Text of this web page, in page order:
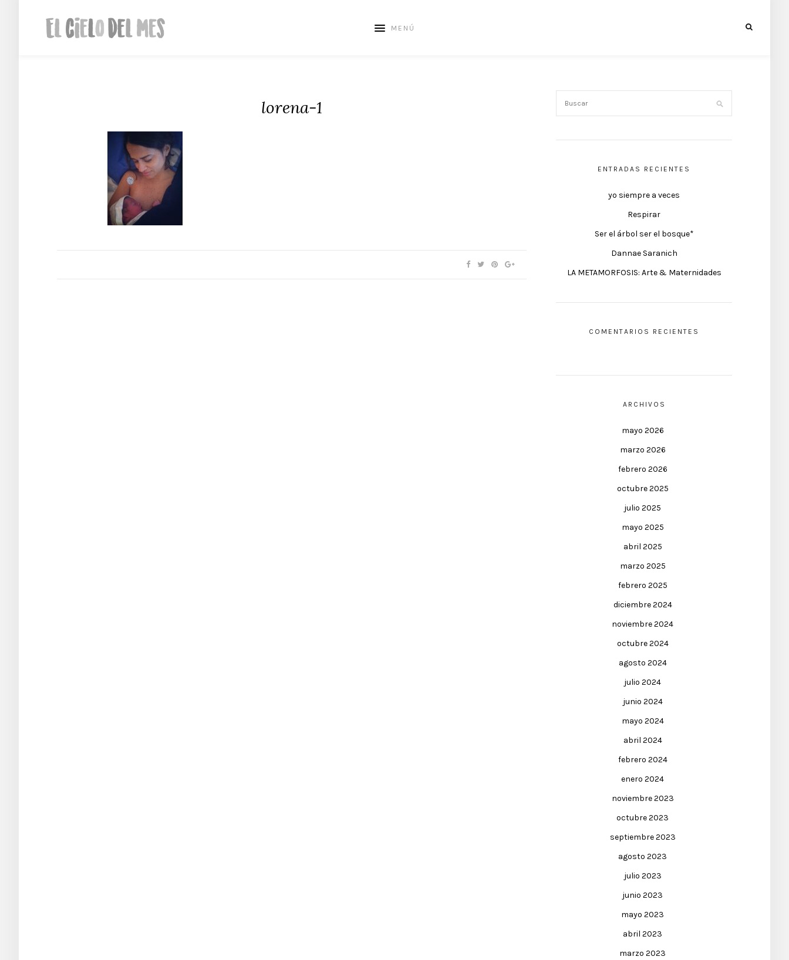
MENÚ
lorena-1
ENTRADAS RECIENTES
yo siempre a veces
Respirar
Ser el árbol ser el bosque*
Dannae Saranich
LA METAMORFOSIS: Arte & Maternidades
COMENTARIOS RECIENTES
ARCHIVOS
mayo 2026
marzo 2026
febrero 2026
octubre 2025
julio 2025
mayo 2025
abril 2025
marzo 2025
febrero 2025
diciembre 2024
noviembre 2024
octubre 2024
agosto 2024
julio 2024
junio 2024
mayo 2024
abril 2024
febrero 2024
enero 2024
noviembre 2023
octubre 2023
septiembre 2023
agosto 2023
julio 2023
junio 2023
mayo 2023
abril 2023
marzo 2023